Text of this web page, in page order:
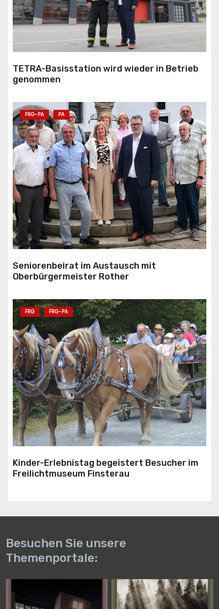
TETRA-Basisstation wird wieder in Betrieb
genommen
FRG-PA PA
Seniorenbeirat im Austausch mit
Oberbürgermeister Rother
FRG FRG-PA
Kinder-Erlebnistag begeistert Besucher im
Freilichtmuseum Finsterau
Besuchen Sie unsere
Themenportale: